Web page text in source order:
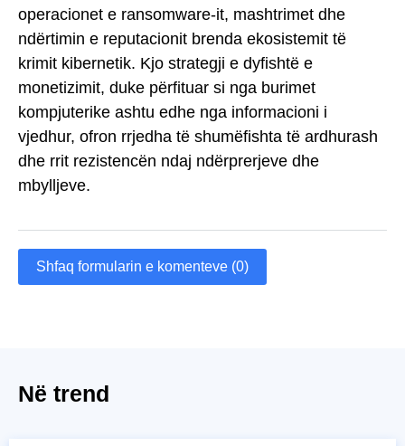
operacionet e ransomware-it, mashtrimet dhe
ndërtimin e reputacionit brenda ekosistemit të
krimit kibernetik. Kjo strategji e dyfishtë e
monetizimit, duke përfituar si nga burimet
kompjuterike ashtu edhe nga informacioni i
vjedhur, ofron rrjedha të shumëfishta të ardhurash
dhe rrit rezistencën ndaj ndërprerjeve dhe
mbylljeve.
Shfaq formularin e komenteve (0)
Në trend